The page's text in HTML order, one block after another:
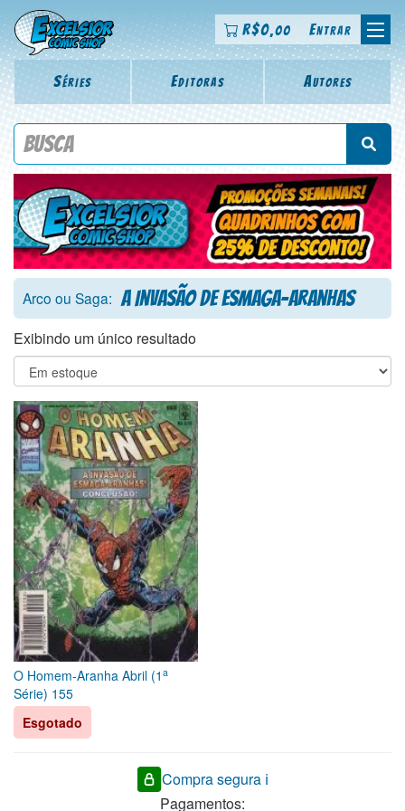
R$0,00 Entrar
Séries Editoras Autores
Procure por título da revista, personagem, série, escritor,
Arco ou Saga: A Invasão de Esmaga-Aranhas
Exibindo um único resultado
O Homem-Aranha Abril (1 a
Série) 155
Esgotado
Compra segura ℹ️
Pagamentos: